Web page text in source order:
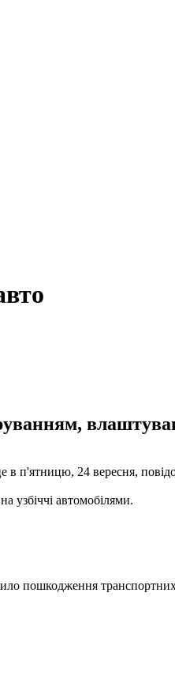
п'ятницю, 24 вересня,
узбіччі автомобілями.
пошкодження транспортних